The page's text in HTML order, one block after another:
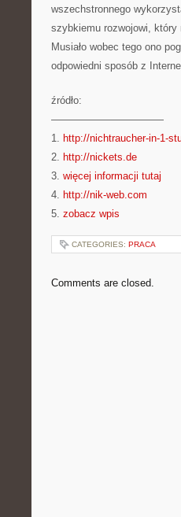
wszechstronnego
szybkiemu rozwojowi, który
Musiało wobec tego ono
odpowiedni sposób z
źródło:
———————————
1. http://nichtraucher-in-1-
2. http://nickets.de
3. więcej informacji tutaj
4. http://nik-web.com
5. zobacz wpis
CATEGORIES: PRACA
Comments are closed.